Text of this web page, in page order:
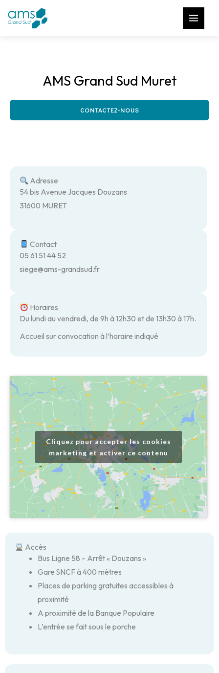
AMS Grand Sud Muret
CONTACTEZ-NOUS
Adresse
54 bis Avenue Jacques Douzans
31600 MURET
Contact
05 61 51 44 52
siege@ams-grandsud.fr
Horaires
Du lundi au vendredi, de 9h à 12h30 et de 13h30 à 17h.
Accueil sur convocation à l’horaire indiqué
Cliquez pour accepter les cookies
marketing et activer ce contenu
Accès
Bus Ligne 58 – Arrêt « Douzans »
Gare SNCF à 400 mètres
Places de parking gratuites accessibles à
proximité
A proximité de la Banque Populaire
L’entrée se fait sous le porche